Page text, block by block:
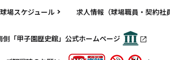
球場スケジュール 求人情報（球場職員・契約社
側「甲子園歴史館」公式ホームページ